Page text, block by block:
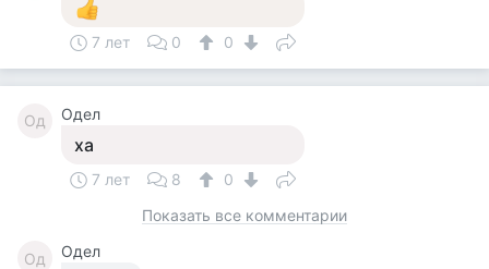
7 лет 0 0
Од Одел
ха
7 лет 8
0
Показать все комментарии
Од Одел